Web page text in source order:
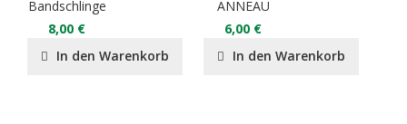
Bandschlinge
8,00 €
In den Warenkorb
ANNEAU
6,00 €
In den Warenkorb